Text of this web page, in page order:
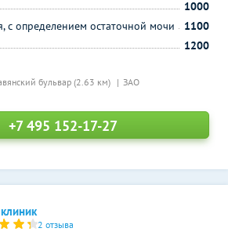
бульвар (2.63 км) ЗАО
1000
с определением остаточной мочи
1100
1200
+7 495 152-17-27
2 отзыва